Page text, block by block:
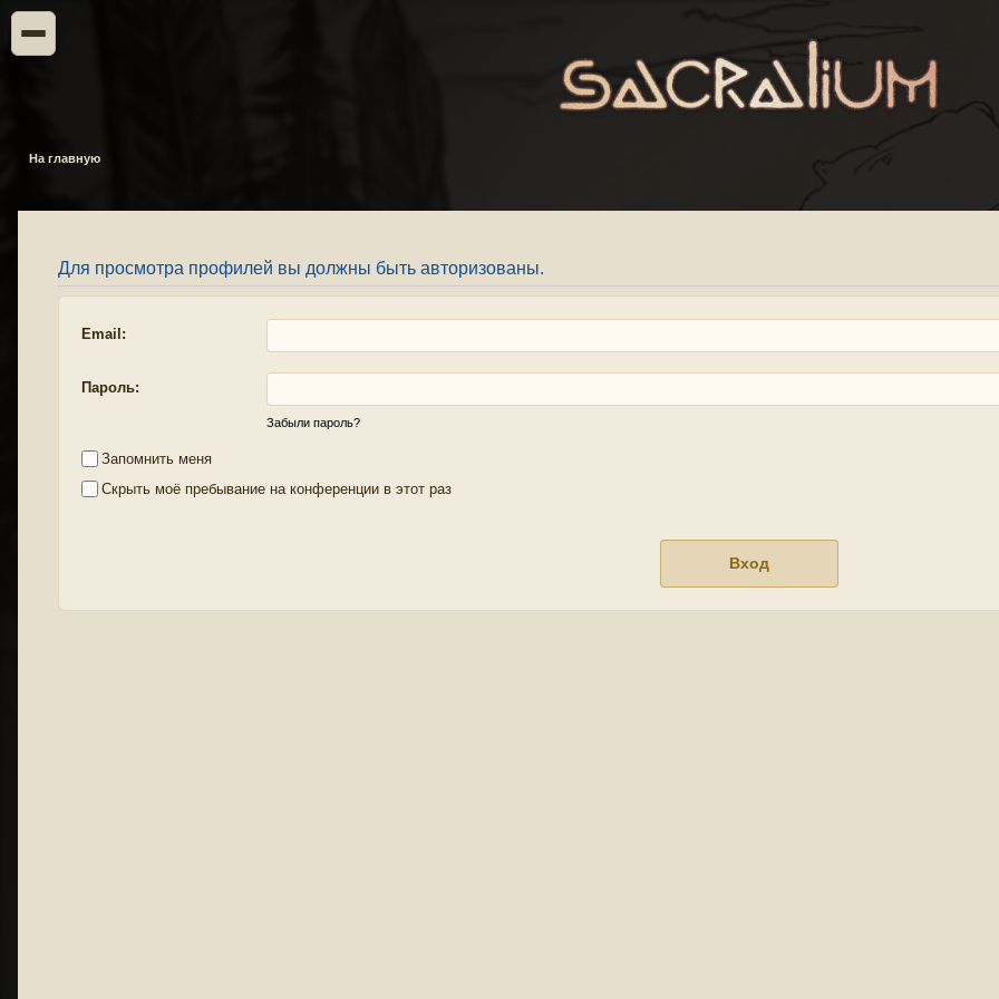
На главную
Для просмотра профилей вы должны быть авторизованы.
Email:
Пароль:
Забыли пароль?
Запомнить меня
Скрыть моё пребывание на конференции в этот раз